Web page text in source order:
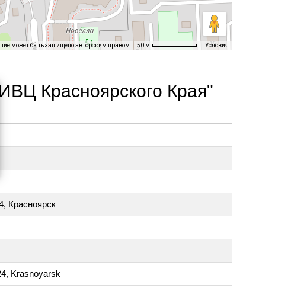
может быть защищено авторским правом 50 м Условия
Красноярского Края"
Красноярск
Krasnoyarsk